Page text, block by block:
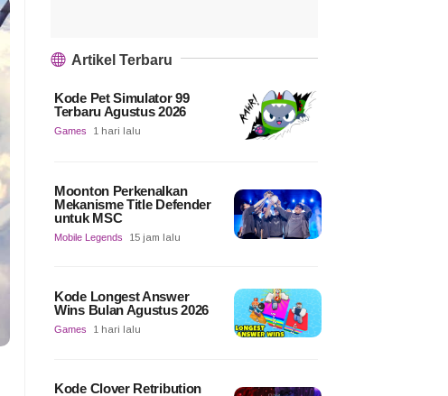
Artikel Terbaru
Kode Pet Simulator 99
Terbaru Agustus 2026
Games 1 hari lalu
Moonton Perkenalkan
Mekanisme Title Defender
untuk MSC
Mobile Legends 15 jam lalu
Kode Longest Answer
Wins Bulan Agustus 2026
Games 1 hari lalu
Kode Clover Retribution